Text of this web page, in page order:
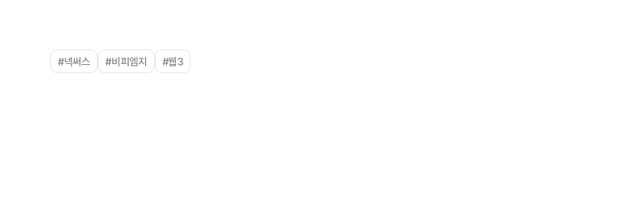
#넥써스 #비피엠지 #웹3